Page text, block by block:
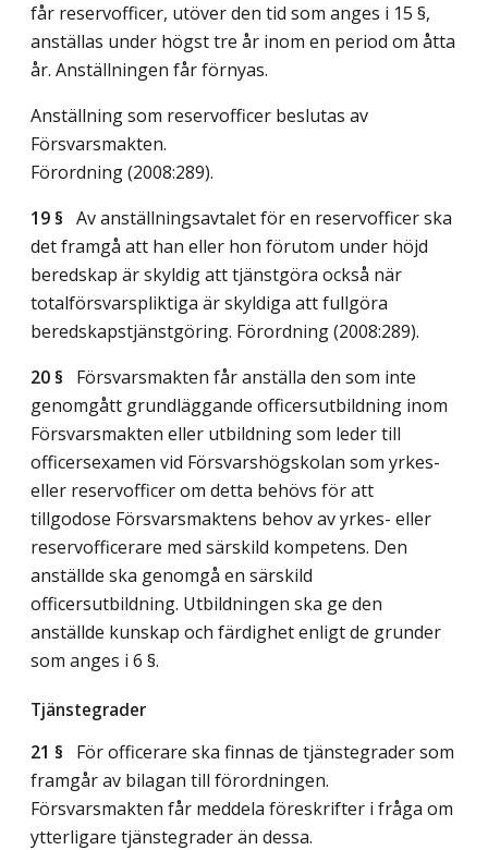
får reservofficer, utöver den tid som anges i 15 §,
anställas under högst tre år inom en period om åtta
år. Anställningen får förnyas.
Anställning som reservofficer beslutas av
Försvarsmakten.
Förordning (2008:289).
19 § Av anställningsavtalet för en reservofficer ska
det framgå att han eller hon förutom under höjd
beredskap är skyldig att tjänstgöra också när
totalförsvarspliktiga är skyldiga att fullgöra
beredskapstjänstgöring. Förordning (2008:289).
20 § Försvarsmakten får anställa den som inte
genomgått grundläggande officersutbildning inom
Försvarsmakten eller utbildning som leder till
officersexamen vid Försvarshögskolan som yrkes-
eller reservofficer om detta behövs för att
tillgodose Försvarsmaktens behov av yrkes- eller
reservofficerare med särskild kompetens. Den
anställde ska genomgå en särskild
officersutbildning. Utbildningen ska ge den
anställde kunskap och färdighet enligt de grunder
som anges i 6 §.
Tjänstegrader
21 § För officerare ska finnas de tjänstegrader som
framgår av bilagan till förordningen.
Försvarsmakten får meddela föreskrifter i fråga om
ytterligare tjänstegrader än dessa.